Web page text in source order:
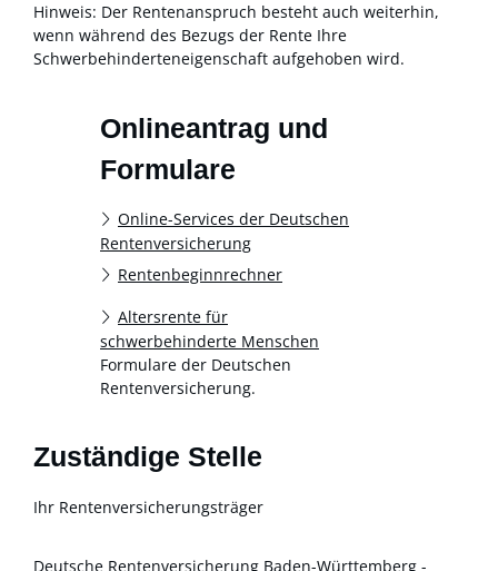
Hinweis: Der Rentenanspruch besteht auch weiterhin,
wenn während des Bezugs der Rente Ihre
Schwerbehinderteneigenschaft aufgehoben wird.
Onlineantrag und
Formulare
Online-Services der Deutschen
Rentenversicherung
Rentenbeginnrechner
Altersrente für
schwerbehinderte Menschen
Formulare der Deutschen
Rentenversicherung.
Zuständige Stelle
Ihr Rentenversicherungsträger
Deutsche Rentenversicherung Baden-Württemberg -